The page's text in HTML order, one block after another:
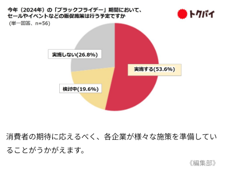
消費者の期待に応えるべく、各企業が様々な施策を準備してい
ることがうかがえます。
《編集部》